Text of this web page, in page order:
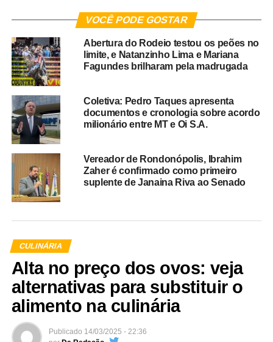
VOCÊ PODE GOSTAR
Abertura do Rodeio testou os peões no
limite, e Natanzinho Lima e Mariana
Fagundes brilharam pela madrugada
Coletiva: Pedro Taques apresenta
documentos e cronologia sobre acordo
milionário entre MT e Oi S.A.
Vereador de Rondonópolis, Ibrahim
Zaher é confirmado como primeiro
suplente de Janaina Riva ao Senado
CULINÁRIA
Alta no preço dos ovos: veja
alternativas para substituir o
alimento na culinária
Publicado 14/03/2025 - 22:36